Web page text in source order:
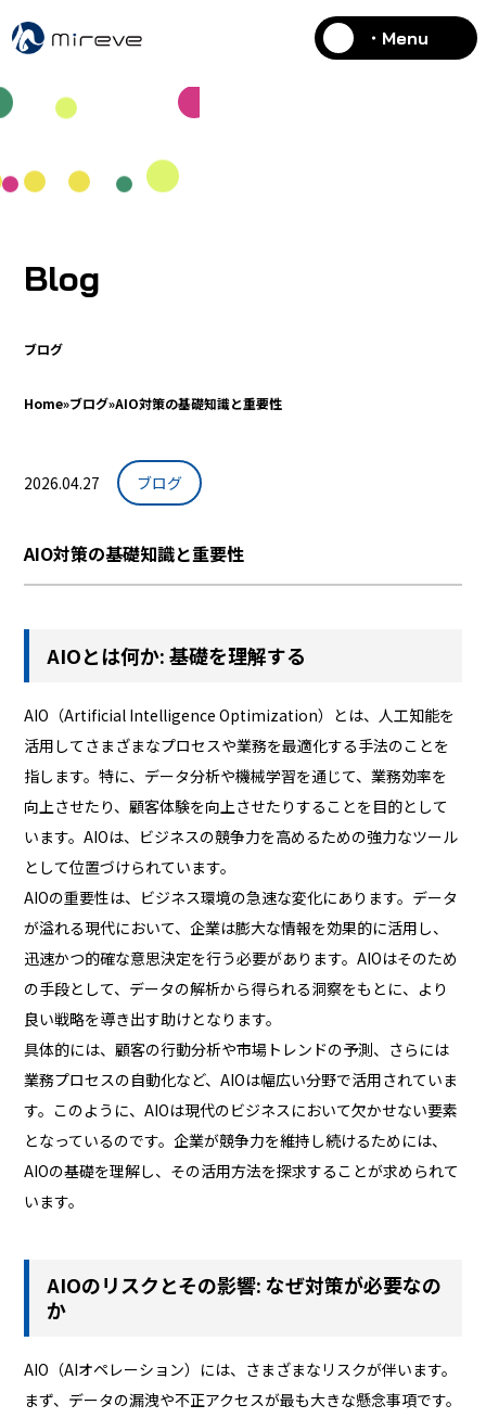
・Menu
Blog
ブログ
Home»ブログ»AIO対策の基礎知識と重要性
2026.04.27 ブログ
AIO対策の基礎知識と重要性
AIOとは何か: 基礎を理解する
AIO（Artificial Intelligence Optimization）とは、人工知能を
活用してさまざまなプロセスや業務を最適化する手法のことを
指します。特に、データ分析や機械学習を通じて、業務効率を
向上させたり、顧客体験を向上させたりすることを目的として
います。AIOは、ビジネスの競争力を高めるための強力なツール
として位置づけられています。
AIOの重要性は、ビジネス環境の急速な変化にあります。データ
が溢れる現代において、企業は膨大な情報を効果的に活用し、
迅速かつ的確な意思決定を行う必要があります。AIOはそのため
の手段として、データの解析から得られる洞察をもとに、より
良い戦略を導き出す助けとなります。
具体的には、顧客の行動分析や市場トレンドの予測、さらには
業務プロセスの自動化など、AIOは幅広い分野で活用されていま
す。このように、AIOは現代のビジネスにおいて欠かせない要素
となっているのです。企業が競争力を維持し続けるためには、
AIOの基礎を理解し、その活用方法を探求することが求められて
います。
AIOのリスクとその影響: なぜ対策が必要なの
か
AIO（AIオペレーション）には、さまざまなリスクが伴います。
まず、データの漏洩や不正アクセスが最も大きな懸念事項です。